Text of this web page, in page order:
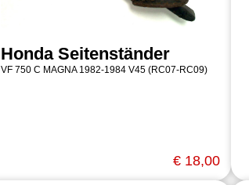
Honda Seitenständer
VF 750 C MAGNA 1982-1984 V45 (RC07-RC09)
€ 18,00